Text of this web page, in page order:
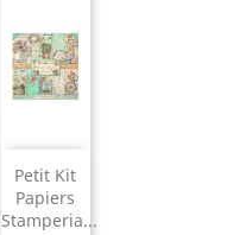
Petit Kit
Papiers
Stamperia...